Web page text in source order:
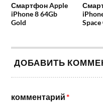
Смартфон Apple
iPhone 8 64Gb
Gold
Space
ДОБАВИТЬ
комментарий*